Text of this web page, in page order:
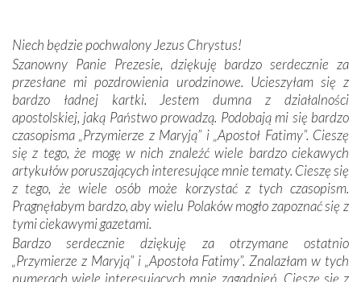
mieliśmy okazję przekonać się, że Maryja swoją opieką
otacza nie tylko nasz naród, lecz wszystkie nacje, które
się Jej ufnie oddają, a także każdą osobę, która zawierza
Jej siebie oraz swych bliskich.
Dzieje Portugalii to również historia wierności Bogu i
odstępstw, także w życiu władców. Trudne momenty w
wymiarze tak osobistym, jak i zbiorowym, przypominają o
konieczności ciągłego zabiegania o własną duszę i o łaskę
Opatrzności. Wierność przynosi pomyślność –
przynajmniej w życiu duchowym. Odstępstwo owocuje
nieszczęściem i śmiercią. Te uniwersalne prawdy
przychodziły na myśl, gdy słuchaliśmy opowieści
Niech będzie pochwalony Jezus Chrystus!
Szanowny Panie Prezesie, dziękuję bardzo serdecznie za
przesłane mi pozdrowienia urodzinowe. Ucieszyłam się z
bardzo ładnej kartki. Jestem dumna z działalności
apostolskiej, jaką Państwo prowadzą. Podobają mi się bardzo
czasopisma „Przymierze z Maryją” i „Apostoł Fatimy”. Cieszę
się z tego, że mogę w nich znaleźć wiele bardzo ciekawych
artykułów poruszających interesujące mnie tematy. Cieszę się
z tego, że wiele osób może korzystać z tych czasopism.
Pragnęłabym bardzo, aby wielu Polaków mogło zapoznać się z
tymi ciekawymi gazetami.
Bardzo serdecznie dziękuję za otrzymane ostatnio
„Przymierze z Maryją” i „Apostoła Fatimy”. Znalazłam w tych
numerach wiele interesujących mnie zagadnień. Cieszę się z